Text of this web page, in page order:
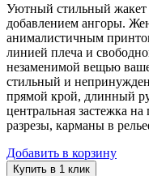
Уютный стильный жакет
добавлением ангоры.
анималистичным
линией плеча и
незаменимой вещью
стильный и
прямой крой, длинный
центральная застежка
разрезы, карманы в
Добавить в корзину
Купить в 1 клик